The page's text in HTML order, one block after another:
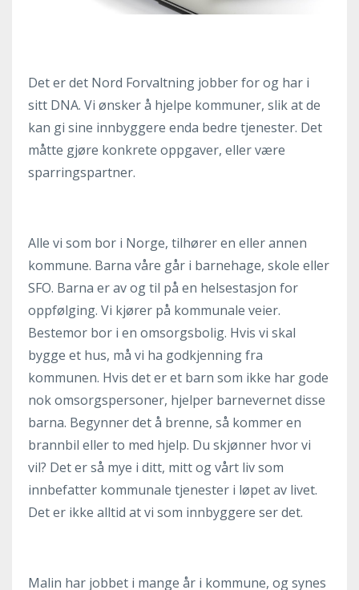
Det er det Nord Forvaltning jobber for og har i
sitt DNA. Vi ønsker å hjelpe kommuner, slik at de
kan gi sine innbyggere enda bedre tjenester. Det
måtte gjøre konkrete oppgaver, eller være
sparringspartner.
Alle vi som bor i Norge, tilhører en eller annen
kommune. Barna våre går i barnehage, skole eller
SFO. Barna er av og til på en helsestasjon for
oppfølging. Vi kjører på kommunale veier.
Bestemor bor i en omsorgsbolig. Hvis vi skal
bygge et hus, må vi ha godkjenning fra
kommunen. Hvis det er et barn som ikke har gode
nok omsorgspersoner, hjelper barnevernet disse
barna. Begynner det å brenne, så kommer en
brannbil eller to med hjelp. Du skjønner hvor vi
vil? Det er så mye i ditt, mitt og vårt liv som
innbefatter kommunale tjenester i løpet av livet.
Det er ikke alltid at vi som innbyggere ser det.
Malin har jobbet i mange år i kommune, og synes